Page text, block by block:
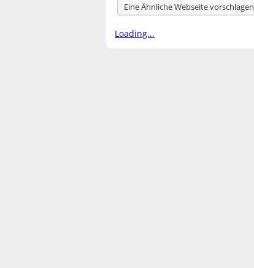
Eine Ähnliche Webseite vorschlagen
Loading...